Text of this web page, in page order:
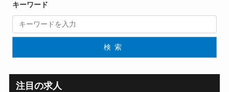
キーワード
検索
注目の求人